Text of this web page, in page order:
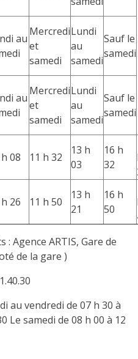
au
Mercredi
et
samedi
Lundi
au
samedi
Sauf le
samedi
au
Mercredi
et
samedi
Lundi
au
samedi
Sauf le
samedi
08 11 h 32
13 h
03
16 h
32
26 11 h 50
13 h
21
16 h
50
Agence ARTIS, Gare de
de la gare )
au vendredi de 07 h 30 à
Le samedi de 08 h 00 à 12